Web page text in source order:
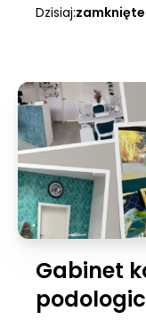
Dzisiaj:zamknięte
Gabinet